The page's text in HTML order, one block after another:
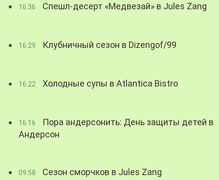
16:36 Спешл-десерт «Медвезай» в Jules Zang
16:29 Клубничный сезон в Dizengof/99
16:22 Холодные супы в Atlantica Bistro
16:16
Пора андерсонить: День защиты детей в
Андерсон
09:58 Сезон сморчков в Jules Zang